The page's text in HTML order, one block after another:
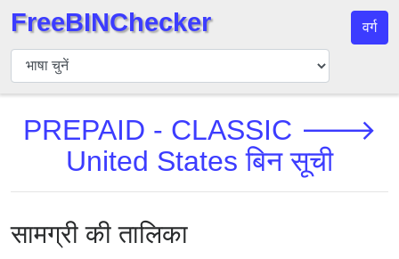
बिन
चेकर
खोजें
एपीआई
FreeBINChecker वर्ग
PREPAID - CLASSIC 🡒
United States बिन सूची
सामग्री की तालिका